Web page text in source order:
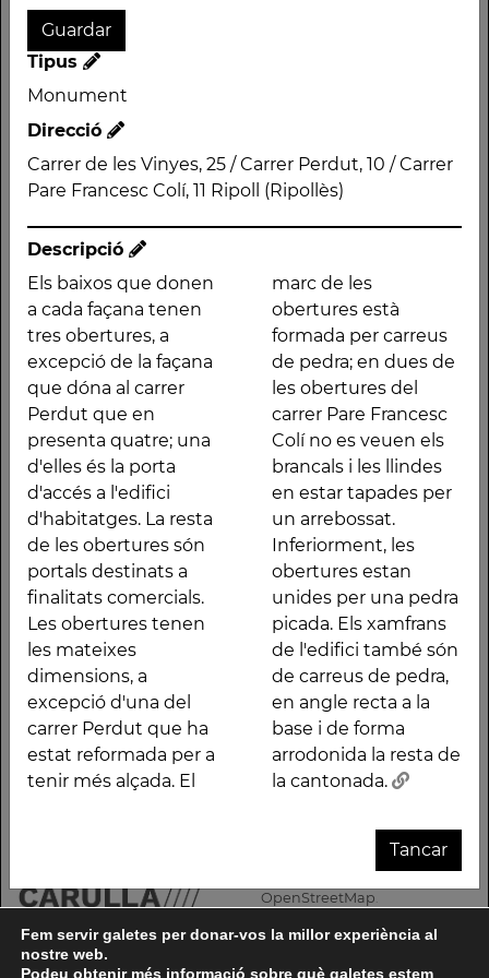
Tipus
Monument
Direcció
Carrer de les Vinyes, 25 / Carrer Perdut, 10 / Carrer
Pare Francesc Colí, 11 Ripoll (Ripollès)
Descripció
Els baixos que donen
a cada façana tenen
tres obertures, a
excepció de la façana
que dóna al carrer
Perdut que en
presenta quatre; una
d'elles és la porta
d'accés a l'edifici
d'habitatges. La resta
de les obertures són
portals destinats a
finalitats comercials.
Les obertures tenen
les mateixes
dimensions, a
excepció d'una del
carrer Perdut que ha
estat reformada per a
tenir més alçada. El
marc de les
obertures està
formada per carreus
de pedra; en dues de
les obertures del
carrer Pare Francesc
Colí no es veuen els
brancals i les llindes
en estar tapades per
un arrebossat.
Inferiorment, les
obertures estan
unides per una pedra
picada. Els xamfrans
de l'edifici també són
de carreus de pedra,
en angle recta a la
base i de forma
arrodonida la resta de
la cantonada.
Tancar
de les obertures són
portals destinats a
finalitats comercials.
Les obertures tenen
dimensions, a
excepció d'una del
carrer Perdut que ha
tenir més alçada. El
Inferiorment, les
obertures estan
unides per una pedra
picada. Els xamfrans
de carreus de pedra,
en angle recta a la
base i de forma
Altres traces
CASA
CAMA I
ESCURRA
CASAL
CATALÀ
CASA
SERRABOUPERANDONES
XEMENEIA
DE
L'ANTIGA
FÀBRICA
C.E.L.O.
CASA
FUSTER
NOVICIAT
DE
SENYORA
Deixa un comentari
Heu d'iniciar la sessió per escriure un comentari.
per300.000 Km/s
pelPremi Lluís Carulla 2018
subvencionat pelMinisterio
de Cultura y Deporte
Aquítens més informació
sobre el projecte
Les dades dels elements
patrimonials provenen dels
inventaris de laGeneralitat de
Catalunya , laDiputació de
Barcelona
i
l'Ajuntament de
El mapa base ha estat
realitzat amb dades de la
Geològic de Catalunya, la
OpenStreetMap
Fem servir galetes per donar-vos la millor experiència al
nostre web.
Podeu obtenir més informació sobre què galetes estem